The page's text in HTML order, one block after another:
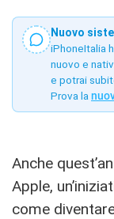
Nuovo
iPhoneItalia
nuovo e
e potrai
Prova la
Anche
Apple,
come